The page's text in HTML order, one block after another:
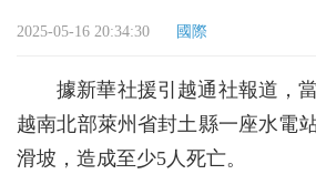
2025-05-16 20:34:30 國際
據新華社援引越通社報道，
越南北部萊州省封土縣一座水電
滑坡，造成至少5人死亡。